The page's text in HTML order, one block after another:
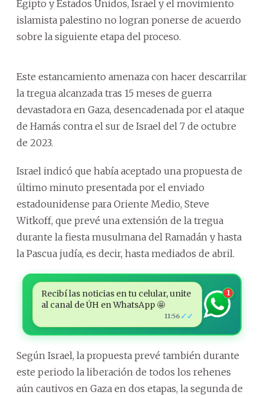
Egipto y Estados Unidos, Israel y el movimiento
islamista palestino no logran ponerse de acuerdo
sobre la siguiente etapa del proceso.
Este estancamiento amenaza con hacer descarrilar
la tregua alcanzada tras 15 meses de guerra
devastadora en Gaza, desencadenada por el ataque
de Hamás contra el sur de Israel del 7 de octubre
de 2023.
Israel indicó que había aceptado una propuesta de
último minuto presentada por el enviado
estadounidense para Oriente Medio, Steve
Witkoff, que prevé una extensión de la tregua
durante la fiesta musulmana del Ramadán y hasta
la Pascua judía, es decir, hasta mediados de abril.
Recibí las noticias en tu celular, unite
al canal de ÚH en WhatsApp 🤩
11:56 ✓✓
1
Según Israel, la propuesta prevé también durante
este periodo la liberación de todos los rehenes
aún cautivos en Gaza en dos etapas, la segunda de